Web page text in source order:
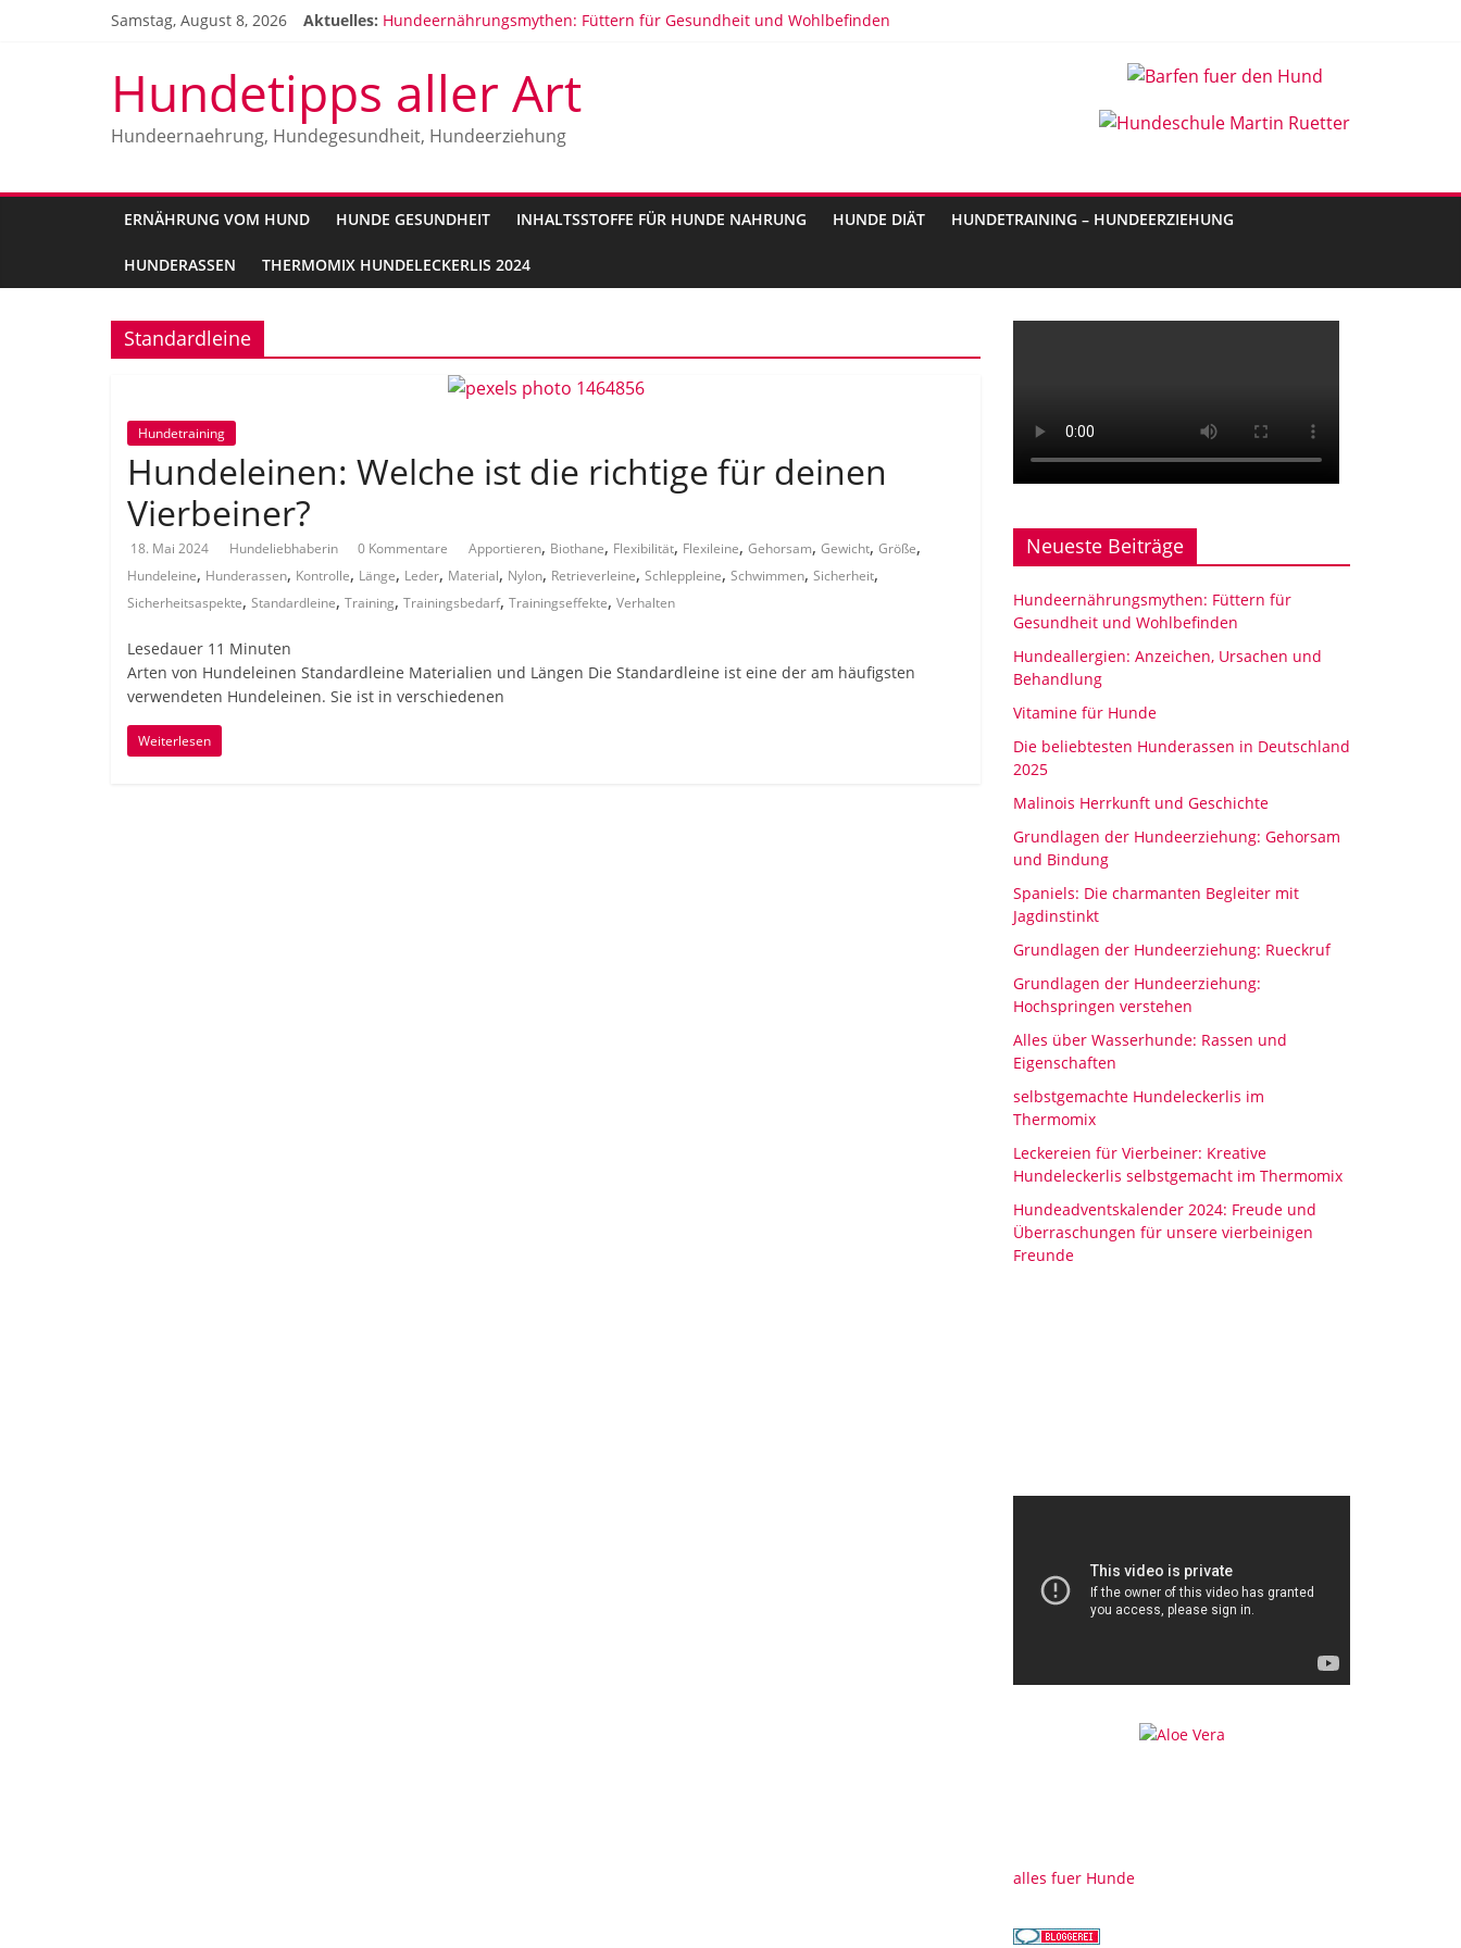
Samstag, August 8, 2026 Aktuelles: Hundeernährungsmythen: Füttern für Gesundheit und Wohlbefinden
Die beliebtesten Hunderassen in Deutschland 2025
Malinois Herrkunft und Geschichte
Hundetipps aller Art
Hundeernaehrung, Hundegesundheit, Hundeerziehung
ERNÄHRUNG VOM HUND HUNDE GESUNDHEIT INHALTSSTOFFE FÜR HUNDE NAHRUNG HUNDE DIÄT HUNDETRAINING – HUNDEERZIEHUNG
HUNDERASSEN THERMOMIX HUNDELECKERLIS 2024
Standardleine
Hundetraining
Hundeleinen: Welche ist die richtige für deinen
Vierbeiner?
18. Mai 2024 Hundeliebhaberin 0 Kommentare Apportieren, Biothane, Flexibilität, Flexileine, Gehorsam, Gewicht, Größe,
Hundeleine, Hunderassen, Kontrolle, Länge, Leder, Material, Nylon, Retrieverleine, Schleppleine, Schwimmen, Sicherheit,
Sicherheitsaspekte, Standardleine, Training, Trainingsbedarf, Trainingseffekte, Verhalten
Lesedauer 11 Minuten
Arten von Hundeleinen Standardleine Materialien und Längen Die Standardleine ist eine der am häufigsten
verwendeten Hundeleinen. Sie ist in verschiedenen
Weiterlesen
Neueste Beiträge
Hundeernährungsmythen: Füttern für
Gesundheit und Wohlbefinden
Hundeallergien: Anzeichen, Ursachen und
Behandlung
Vitamine für Hunde
Die beliebtesten Hunderassen in Deutschland
2025
Malinois Herrkunft und Geschichte
Grundlagen der Hundeerziehung: Gehorsam
und Bindung
Spaniels: Die charmanten Begleiter mit
Jagdinstinkt
Grundlagen der Hundeerziehung: Rueckruf
Grundlagen der Hundeerziehung:
Hochspringen verstehen
Alles über Wasserhunde: Rassen und
Eigenschaften
selbstgemachte Hundeleckerlis im
Thermomix
Leckereien für Vierbeiner: Kreative
Hundeleckerlis selbstgemacht im Thermomix
Hundeadventskalender 2024: Freude und
Überraschungen für unsere vierbeinigen
Freunde
alles fuer Hunde